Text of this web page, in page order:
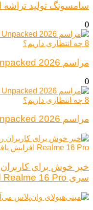
سامسونگ تولید تراشه اگزینوس
0
مراسم Galaxy Unpacked 2026
0
مراسم Galaxy Unpacked 2026
خبر خوش برای کاربران
سری Realme 16 Pro افزایش یافت